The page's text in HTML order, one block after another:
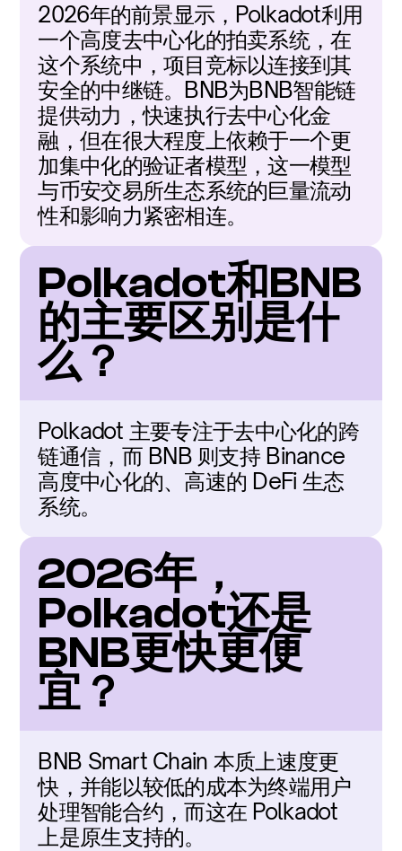
2026年的前景显示，Polkadot利用
一个高度去中心化的拍卖系统，在
这个系统中，项目竞标以连接到其
安全的中继链。BNB为BNB智能链
提供动力，快速执行去中心化金
融，但在很大程度上依赖于一个更
加集中化的验证者模型，这一模型
与币安交易所生态系统的巨量流动
性和影响力紧密相连。
Polkadot和BNB
的主要区别是什
么？
Polkadot 主要专注于去中心化的跨
链通信，而 BNB 则支持 Binance
高度中心化的、高速的 DeFi 生态
系统。
2026年，
Polkadot还是
BNB更快更便
宜？
BNB Smart Chain 本质上速度更
快，并能以较低的成本为终端用户
处理智能合约，而这在 Polkadot
上是原生支持的。